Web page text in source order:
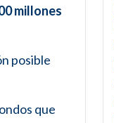
millones
posible
que